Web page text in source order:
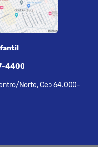
4400
Norte, Cep 64.000-